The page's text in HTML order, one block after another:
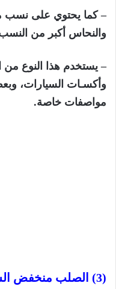
– كما يحتوي على نسب
والنحاس أكبر من
– يستخدم هذا النوع
وأكسـات السيارات،
مواصفات خاصة.
(3) الصلب منخفض السبيكة عالي المتانة